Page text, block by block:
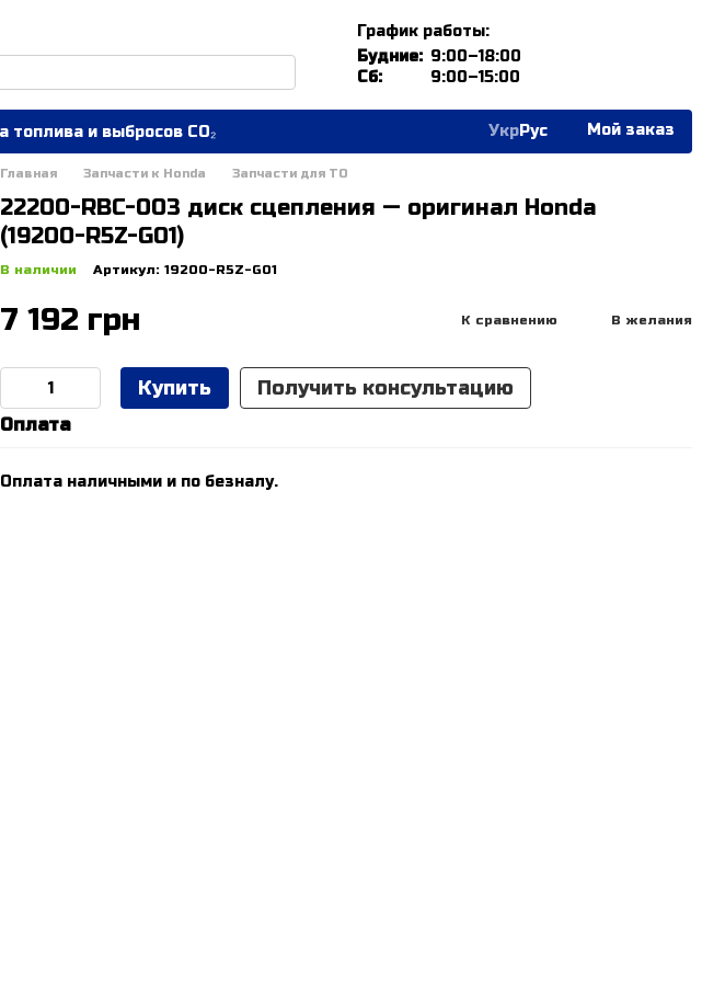
График работы:
Будние: 9:00–18:00
Сб:
9:00–15:00
и выбросов CO₂ УкрРус Мой заказ
Главная Запчасти к Honda Запчасти для ТО
22200-RBC-003 диск сцепления — оригинал Honda
(19200-R5Z-G01)
В наличии Артикул: 19200-R5Z-G01
7 192 грн К сравнению В желания
Купить Получить консультацию
Оплата
Оплата наличными и по безналу.